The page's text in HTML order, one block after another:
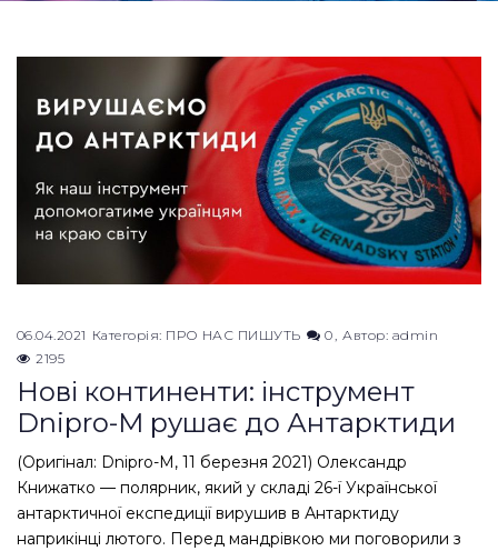
06.04.2021
06.04.2021 Категорія: ПРО НАС ПИШУТЬ 0 Автор: admin
2195
Нові континенти: інструмент
Dnipro-M рушає до Антарктиди
(Оригінал: Dnipro-M, 11 березня 2021) Олександр
Книжатко — полярник, який у складі 26-ї Української
антарктичної експедиції вирушив в Антарктиду
наприкінці лютого. Перед мандрівкою ми поговорили з